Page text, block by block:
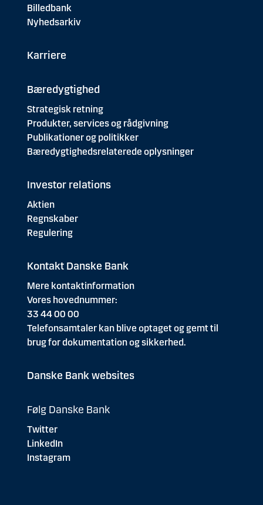
Billedbank
Nyhedsarkiv
Karriere
Bæredygtighed
Strategisk retning
Produkter, services og rådgivning
Publikationer og politikker
Bæredygtighedsrelaterede oplysninger
Investor relations
Aktien
Regnskaber
Regulering
Kontakt Danske Bank
Mere kontaktinformation
Vores hovednummer:
33 44 00 00
Telefonsamtaler kan blive optaget og gemt til
brug for dokumentation og sikkerhed.
Danske Bank websites
Følg Danske Bank
Twitter
LinkedIn
Instagram